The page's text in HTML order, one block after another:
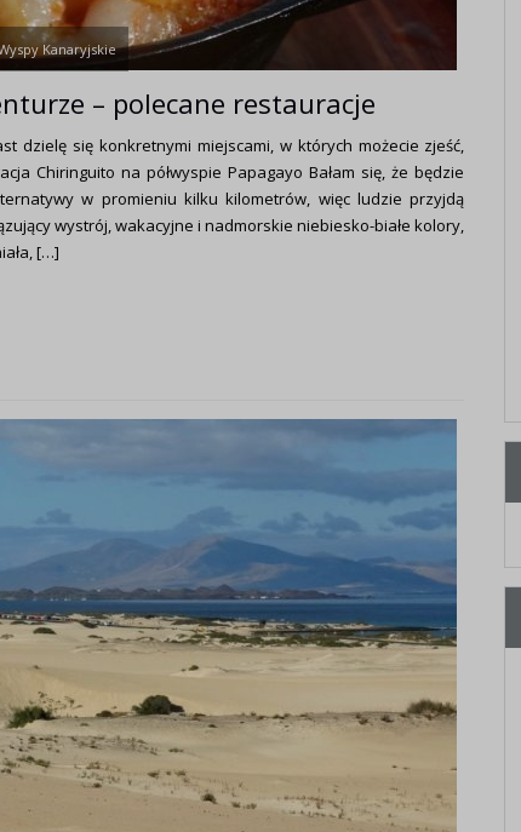
Kanaryjskie
– polecane restauracje
dzielę się konkretnymi miejscami, w których możecie zjeść,
Chiringuito na półwyspie Papagayo Bałam się, że będzie
w promieniu kilku kilometrów, więc ludzie przyjdą
wystrój, wakacyjne i nadmorskie niebiesko-białe kolory,
[…]